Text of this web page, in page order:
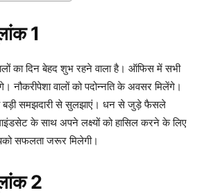
1
का दिन बेहद शुभ रहने वाला है। ऑफिस में सभी
नौकरीपेशा वालों को पदोन्नति के अवसर मिलेंगे।
बड़ी समझदारी से सुलझाएं। धन से जुड़े फैसले
के साथ अपने लक्ष्यों को हासिल करने के लिए
सफलता जरूर मिलेगी।
2